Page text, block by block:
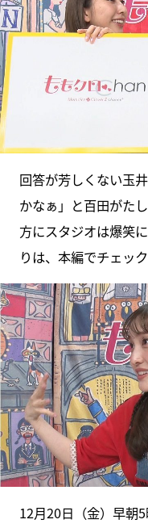
回答が芳しくない玉
かなぁ」と百田がた
方にスタジオは爆笑
りは、本編でチェッ
12月20日（金）早朝